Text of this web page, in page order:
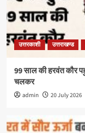
उत्तरकाशी उत्तराखण्ड
99 साल की हरवंत कौर
चलकर
admin 20 July 2026